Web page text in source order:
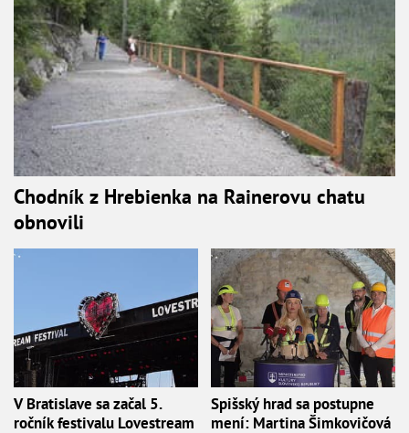
Chodník z Hrebienka na Rainerovu chatu
obnovili
V Bratislave sa začal 5.
ročník festivalu Lovestream
Spišský hrad sa postupne
mení: Martina Šimkovičová